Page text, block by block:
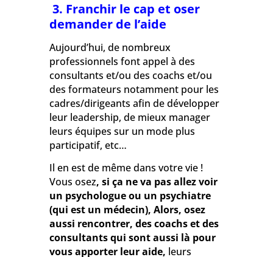
3. Franchir le cap et oser
demander de l’aide
Aujourd’hui, de nombreux
professionnels font appel à des
consultants et/ou des coachs et/ou
des formateurs notamment pour les
cadres/dirigeants afin de développer
leur leadership, de mieux manager
leurs équipes sur un mode plus
participatif, etc…
Il en est de même dans votre vie !
Vous osez, si ça ne va pas allez voir
un psychologue ou un psychiatre
(qui est un médecin), Alors, osez
aussi rencontrer, des coachs et des
consultants qui sont aussi là pour
vous apporter leur aide, leurs